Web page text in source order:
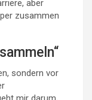
aber
zusammen
sondern vor